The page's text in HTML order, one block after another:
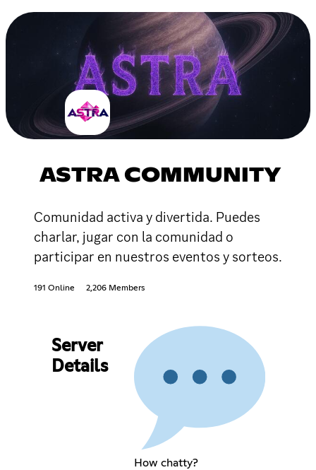
ASTRA COMMUNITY
Comunidad activa y divertida. Puedes
charlar, jugar con la comunidad o
participar en nuestros eventos y sorteos.
191 Online 2,206 Members
Server
Details
How chatty?